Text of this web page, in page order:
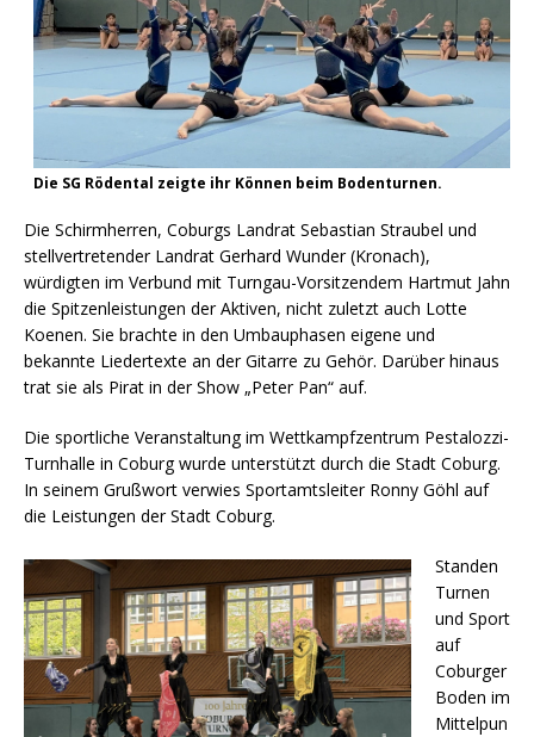
Die SG Rödental zeigte ihr Können beim Bodenturnen.
Die Schirmherren, Coburgs Landrat Sebastian Straubel und
stellvertretender Landrat Gerhard Wunder (Kronach),
würdigten im Verbund mit Turngau-Vorsitzendem Hartmut Jahn
die Spitzenleistungen der Aktiven, nicht zuletzt auch Lotte
Koenen. Sie brachte in den Umbauphasen eigene und
bekannte Liedertexte an der Gitarre zu Gehör. Darüber hinaus
trat sie als Pirat in der Show „Peter Pan“ auf.
Die sportliche Veranstaltung im Wettkampfzentrum Pestalozzi-
Turnhalle in Coburg wurde unterstützt durch die Stadt Coburg.
In seinem Grußwort verwies Sportamtsleiter Ronny Göhl auf
die Leistungen der Stadt Coburg.
Standen
Turnen
und Sport
auf
Coburger
Boden im
Mittelpun